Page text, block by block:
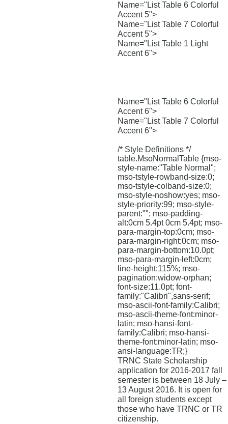
Name="List Table 6 Colorful
Accent 5">
Name="List Table 7 Colorful
Accent 5">
Name="List Table 1 Light
Accent 6">
Name="List Table 6 Colorful
Accent 6">
Name="List Table 7 Colorful
Accent 6">
/* Style Definitions */
table.MsoNormalTable {mso-
style-name:"Table Normal";
mso-tstyle-rowband-size:0;
mso-tstyle-colband-size:0;
mso-style-noshow:yes; mso-
style-priority:99; mso-style-
parent:""; mso-padding-
alt:0cm 5.4pt 0cm 5.4pt; mso-
para-margin-top:0cm; mso-
para-margin-right:0cm; mso-
para-margin-bottom:10.0pt;
mso-para-margin-left:0cm;
line-height:115%; mso-
pagination:widow-orphan;
font-size:11.0pt; font-
family:"Calibri",sans-serif;
mso-ascii-font-family:Calibri;
mso-ascii-theme-font:minor-
latin; mso-hansi-font-
family:Calibri; mso-hansi-
theme-font:minor-latin; mso-
ansi-language:TR;}
TRNC State Scholarship
application for 2016-2017 fall
semester is between 18 July –
13 August 2016. It is open for
all foreign students except
those who have TRNC or TR
citizenship.